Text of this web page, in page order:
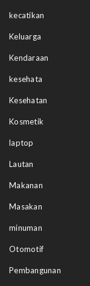
kecatikan
Keluarga
Kendaraan
kesehata
Kesehatan
Kosmetik
laptop
Lautan
Makanan
Masakan
minuman
Otomotif
Pembangunan